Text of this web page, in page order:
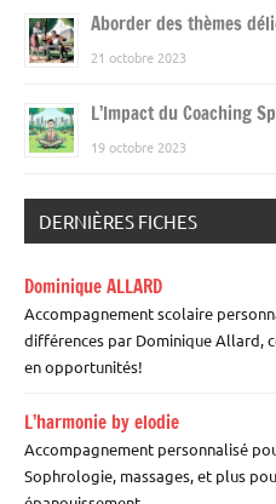
Aborder des thèmes
21 octobre 2023
L’Impact du Coaching
19 octobre 2023
DERNIÈRES FICHES
Dominique ALLARD
Accompagnement scolaire
différences par Dominique Allard,
en opportunités!
L’harmonie by elodie
Accompagnement personnalisé
Sophrologie, massages, et plus